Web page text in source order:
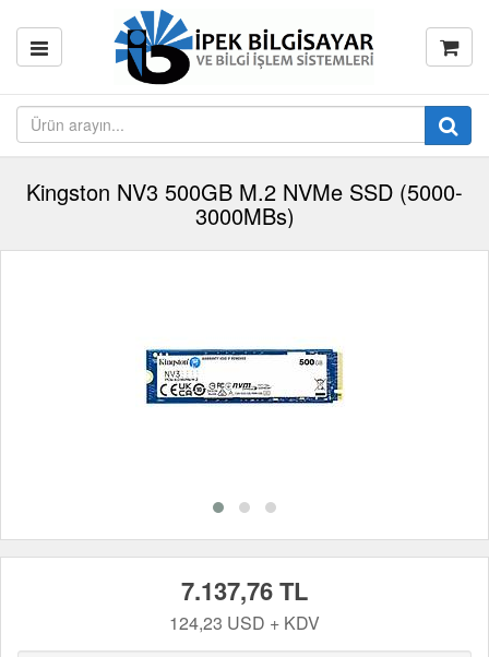
Kingston NV3 500GB M.2 NVMe SSD (5000-
3000MBs)
7.137,76 TL
124,23 USD + KDV